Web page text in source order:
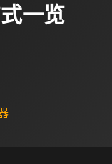
一览